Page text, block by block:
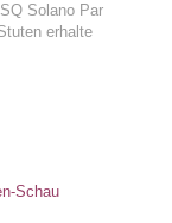
Solano Par
erhalte